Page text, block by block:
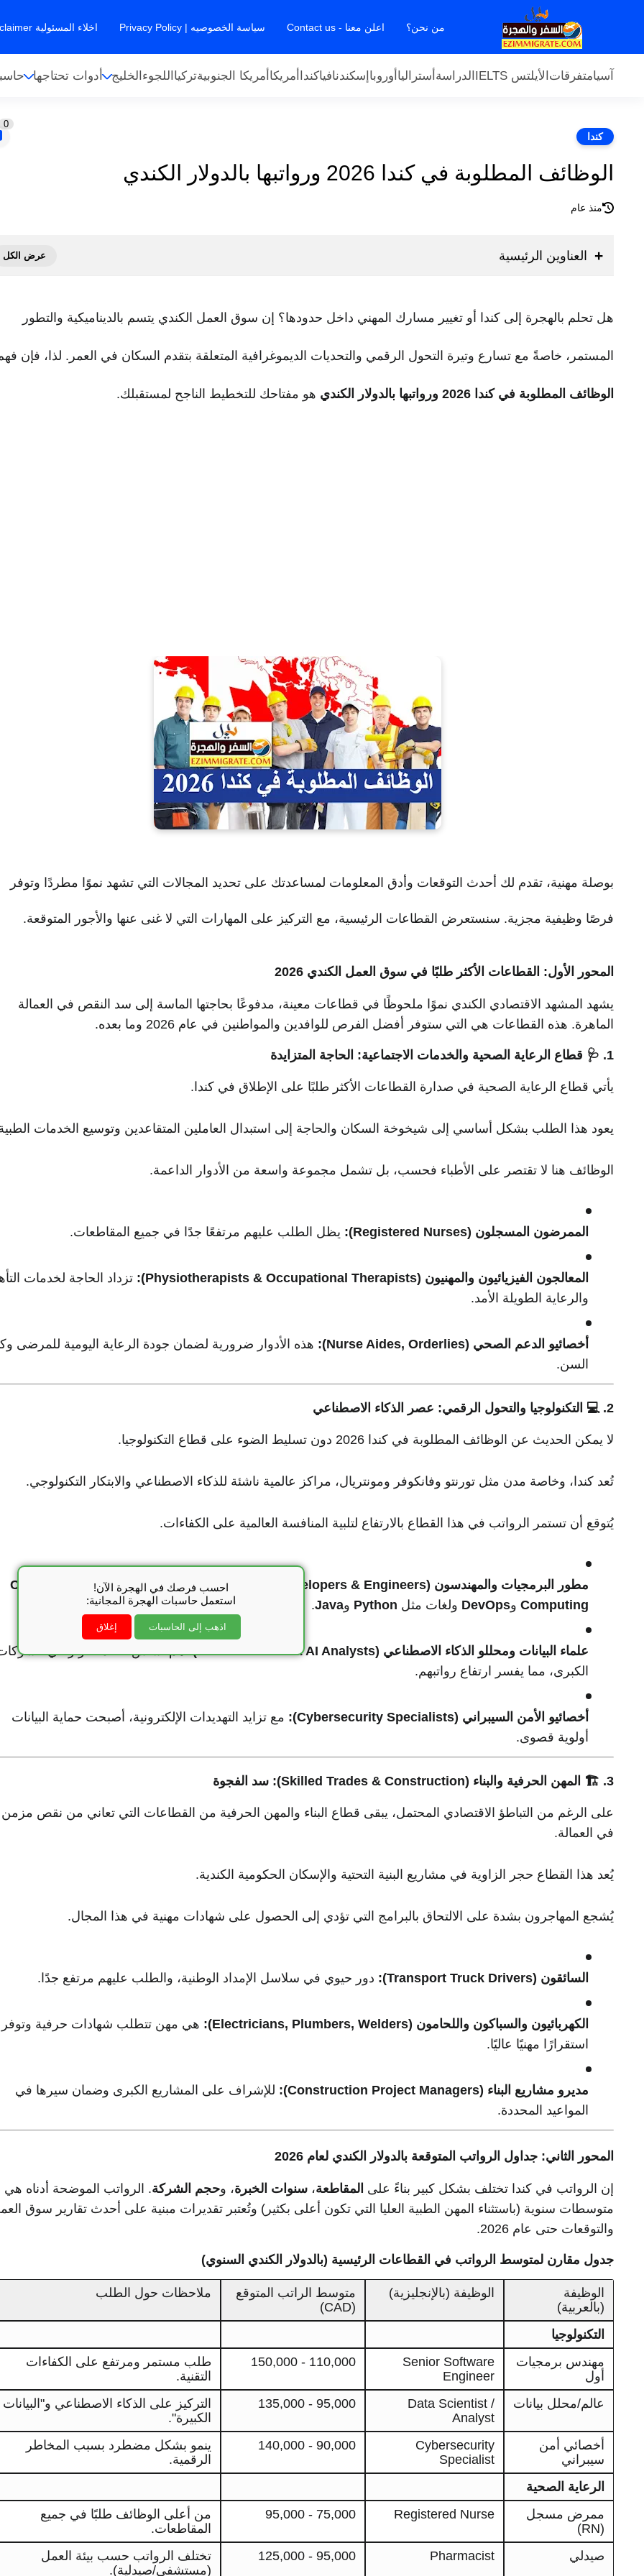
من نحن؟ اعلن معنا - Contact us سياسة الخصوصيه | Privacy Policy اخلاء المسئولية Disclaimer
آسيامتفرقات الأيلتس IELTS الدراسة أستراليا أوروبا إسكندنافياكندا أمريكا أمريكا الجنوبيةتركيا اللجوء الخليج أدوات تحتاجها
كندا
0
الوظائف المطلوبة في كندا 2026 ورواتبها بالدولار الكندي
منذ عام
العناوين الرئيسية
هل تحلم بالهجرة إلى كندا أو تغيير مسارك المهني داخل حدودها؟ إن سوق العمل الكندي يتسم بالديناميكية والتطور
المستمر، خاصةً مع تسارع وتيرة التحول الرقمي والتحديات الديموغرافية المتعلقة بتقدم السكان في العمر. لذا، فإن
الوظائف المطلوبة في كندا 2026 ورواتبها بالدولار الكندي هو مفتاحك للتخطيط الناجح لمستقبلك.
بوصلة مهنية، تقدم لك أحدث التوقعات وأدق المعلومات لمساعدتك على تحديد المجالات التي تشهد نموًا مطردًا وتوفر
فرصًا وظيفية مجزية. سنستعرض القطاعات الرئيسية، مع التركيز على المهارات التي لا غنى عنها والأجور المتوقعة.
المحور الأول: القطاعات الأكثر طلبًا في سوق العمل الكندي 2026
يشهد المشهد الاقتصادي الكندي نموًا ملحوظًا في قطاعات معينة، مدفوعًا بحاجتها الماسة إلى سد النقص في العمالة
الماهرة. هذه القطاعات هي التي ستوفر أفضل الفرص للوافدين والمواطنين في عام 2026 وما بعده.
1. 🩺 قطاع الرعاية الصحية والخدمات الاجتماعية: الحاجة المتزايدة
يأتي قطاع الرعاية الصحية في صدارة القطاعات الأكثر طلبًا على الإطلاق في كندا.
يعود هذا الطلب بشكل أساسي إلى شيخوخة السكان والحاجة إلى استبدال العاملين المتقاعدين وتوسيع الخدمات
الوظائف هنا لا تقتصر على الأطباء فحسب، بل تشمل مجموعة واسعة من الأدوار الداعمة.
الممرضون المسجلون (Registered Nurses): يظل الطلب عليهم مرتفعًا جدًا في جميع المقاطعات.
المعالجون الفيزيائيون والمهنيون (Physiotherapists & Occupational Therapists):
تزداد الحاجة لخدمات
والرعاية الطويلة الأمد.
أخصائيو الدعم الصحي (Nurse Aides, Orderlies):
هذه الأدوار ضرورية لضمان جودة الرعاية اليومية للمرضى
السن.
2. 💻 التكنولوجيا والتحول الرقمي: عصر الذكاء الاصطناعي
لا يمكن الحديث عن الوظائف المطلوبة في كندا 2026 دون تسليط الضوء على قطاع التكنولوجيا.
تُعد كندا، وخاصة مدن مثل تورنتو وفانكوفر ومونتريال، مراكز عالمية ناشئة للذكاء الاصطناعي والابتكار التكنولوجي.
يُتوقع أن تستمر الرواتب في هذا القطاع بالارتفاع لتلبية المنافسة العالمية على الكفاءات.
مطور البرمجيات والمهندسون (Software Developers & Engineers): الطلب كبير على المهارات في
Cloud
Computing وDevOps ولغات مثل Python وJava
.
علماء البيانات ومحللو الذكاء الاصطناعي (Data Scientists & AI Analysts):
هم أساس اتخاذ القرار في
الكبرى، مما يفسر ارتفاع رواتبهم.
أخصائيو الأمن السيبراني (Cybersecurity Specialists):
مع تزايد التهديدات الإلكترونية، أصبحت حماية البيانات
أولوية قصوى.
3. 🏗️ المهن الحرفية والبناء (Skilled Trades & Construction): سد الفجوة
على الرغم من التباطؤ الاقتصادي المحتمل، يبقى قطاع البناء والمهن الحرفية من القطاعات التي تعاني من نقص مزمن
في العمالة.
يُعد هذا القطاع حجر الزاوية في مشاريع البنية التحتية والإسكان الحكومية الكندية.
يُشجع المهاجرون بشدة على الالتحاق بالبرامج التي تؤدي إلى الحصول على شهادات مهنية في هذا المجال.
السائقون (Transport Truck Drivers): دور حيوي في سلاسل الإمداد الوطنية، والطلب عليهم مرتفع جدًا.
الكهربائيون والسباكون واللحامون (Electricians, Plumbers, Welders):
هي مهن تتطلب شهادات حرفية وتوفر
استقرارًا مهنيًا عاليًا.
مديرو مشاريع البناء (Construction Project Managers):
للإشراف على المشاريع الكبرى وضمان سيرها في
المواعيد المحددة.
المحور الثاني: جداول الرواتب المتوقعة بالدولار الكندي لعام 2026
إن الرواتب في كندا تختلف بشكل كبير بناءً على المقاطعة، سنوات الخبرة، وحجم الشركة. الرواتب الموضحة أدناه هي
متوسطات سنوية (باستثناء المهن الطبية العليا التي تكون أعلى بكثير) وتُعتبر تقديرات مبنية على أحدث تقارير سوق
والتوقعات حتى عام 2026.
جدول مقارن لمتوسط الرواتب في القطاعات الرئيسية (بالدولار الكندي السنوي)
الوظيفة
(بالعربية)
الوظيفة (بالإنجليزية)
متوسط الراتب المتوقع
(CAD)
ملاحظات حول الطلب
التكنولوجيا
مهندس برمجيات
أول
Senior Software
Engineer
110,000 - 150,000
طلب مستمر ومرتفع على الكفاءات
التقنية.
عالم/محلل بيانات
Data Scientist /
Analyst
95,000 - 135,000
التركيز على الذكاء الاصطناعي و"البيانات
الكبيرة".
أخصائي أمن
سيبراني
Cybersecurity
Specialist
90,000 - 140,000
ينمو بشكل مضطرد بسبب المخاطر
الرقمية.
الرعاية الصحية
ممرض مسجل
(RN)
Registered Nurse
75,000 - 95,000
من أعلى الوظائف طلبًا في جميع
المقاطعات.
صيدلي
Pharmacist
95,000 - 125,000
تختلف الرواتب حسب بيئة العمل
(مستشفى/صيدلية).
احسب فرصك في الهجرة الآن!
استعمل حاسبات الهجرة المجانية:
اذهب إلى الحاسبات إغلاق